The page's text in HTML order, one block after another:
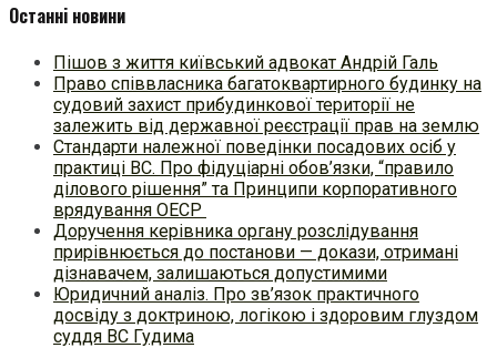
Останні новини
Пішов з життя київський адвокат Андрій Галь
Право співвласника багатоквартирного будинку на
судовий захист прибудинкової території не
залежить від державної реєстрації прав на землю
Стандарти належної поведінки посадових осіб у
практиці ВC. Про фідуціарні обов’язки, “правило
ділового рішення” та Принципи корпоративного
врядування ОЕСР
Доручення керівника органу розслідування
прирівнюється до постанови — докази, отримані
дізнавачем, залишаються допустимими
Юридичний аналіз. Про зв’язок практичного
досвіду з доктриною, логікою і здоровим глуздом
суддя ВС Гудима